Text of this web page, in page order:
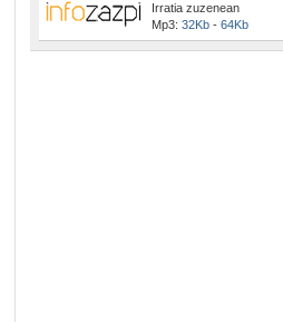
Irratia zuzenean
Mp3:32Kb-64Kb